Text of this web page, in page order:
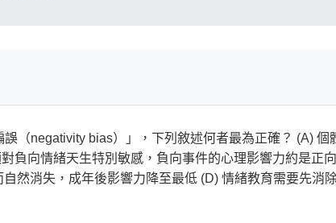
誤（negativity bias）」，下列敘述何者最為正確？ (A) 個
負向情緒天生特別敏感，負向事件的心理影響力約是正
然消失，成年後影響力降至最低 (D) 情緒教育需要先消